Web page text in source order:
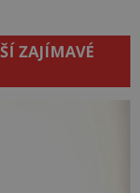
ZAJÍMAVÉ